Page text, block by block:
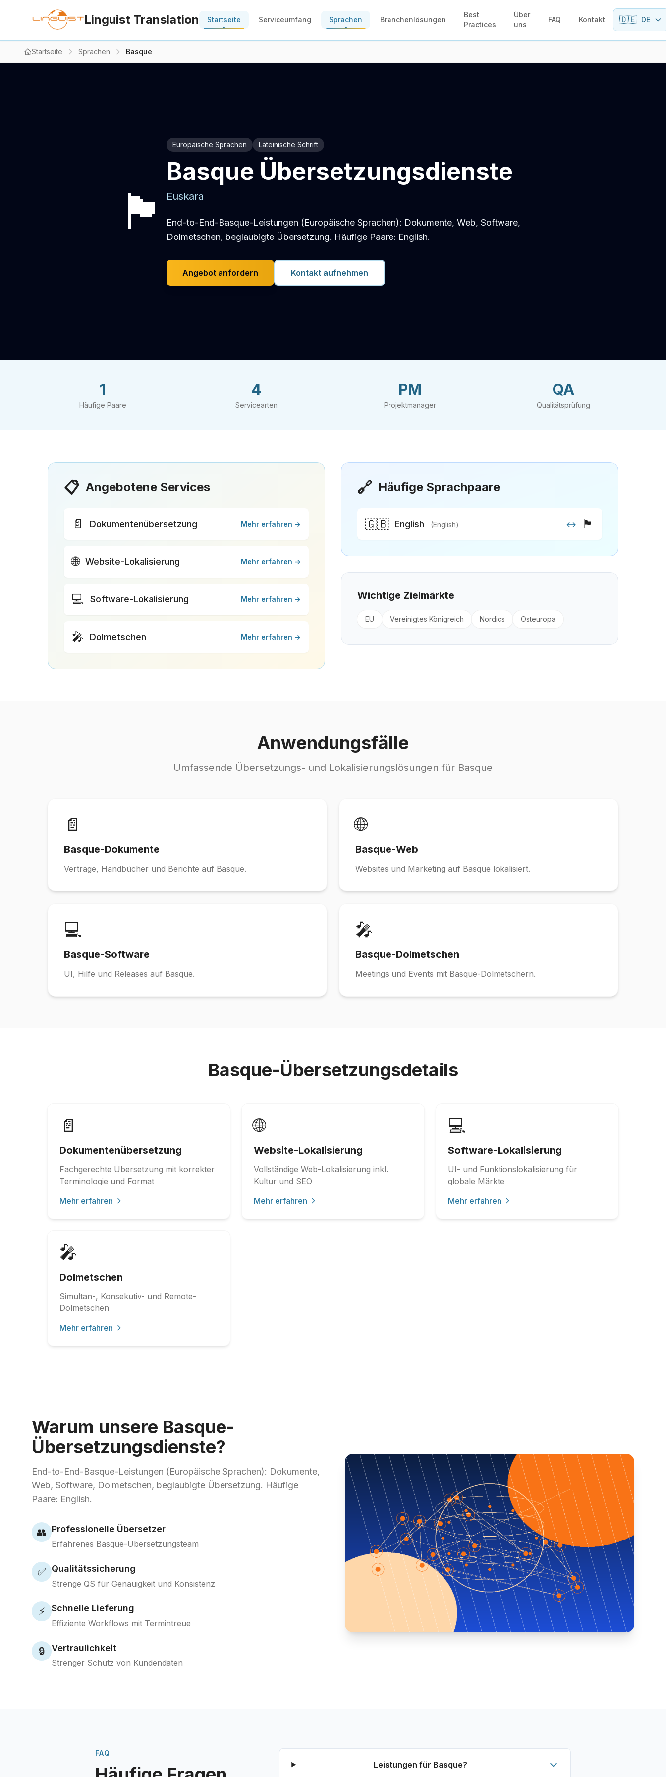
Linguist Translation Startseite Serviceumfang Sprachen Branchenlösungen
Best
Practices
Über
uns
FAQ Kontakt 🇩🇪 DE
Startseite Sprachen Basque
🏴
Europäische Sprachen Lateinische Schrift
Basque Übersetzungsdienste
Euskara
End-to-End-Basque-Leistungen (Europäische Sprachen): Dokumente, Web, Software,
Dolmetschen, beglaubigte Übersetzung. Häufige Paare: English.
Angebot anfordern Kontakt aufnehmen
1
Häufige Paare
4
Servicearten
PM
Projektmanager
QA
Qualitätsprüfung
📋 Angebotene Services
📄 Dokumentenübersetzung Mehr erfahren →
🌐 Website-Lokalisierung Mehr erfahren →
💻 Software-Lokalisierung Mehr erfahren →
🎤 Dolmetschen Mehr erfahren →
🔗 Häufige Sprachpaare
🇬🇧 English (English) ↔ 🏴
Wichtige Zielmärkte
EU Vereinigtes Königreich Nordics Osteuropa
Anwendungsfälle
Umfassende Übersetzungs- und Lokalisierungslösungen für Basque
📄
Basque-Dokumente
Verträge, Handbücher und Berichte auf Basque.
🌐
Basque-Web
Websites und Marketing auf Basque lokalisiert.
💻
Basque-Software
UI, Hilfe und Releases auf Basque.
🎤
Basque-Dolmetschen
Meetings und Events mit Basque-Dolmetschern.
Basque-Übersetzungsdetails
📄
Dokumentenübersetzung
Fachgerechte Übersetzung mit korrekter
Terminologie und Format
Mehr erfahren
🌐
Website-Lokalisierung
Vollständige Web-Lokalisierung inkl.
Kultur und SEO
Mehr erfahren
💻
Software-Lokalisierung
UI- und Funktionslokalisierung für
globale Märkte
Mehr erfahren
🎤
Dolmetschen
Simultan-, Konsekutiv- und Remote-
Dolmetschen
Mehr erfahren
Warum unsere Basque-
Übersetzungsdienste?
End-to-End-Basque-Leistungen (Europäische Sprachen): Dokumente,
Web, Software, Dolmetschen, beglaubigte Übersetzung. Häufige
Paare: English.
👥 Professionelle Übersetzer
Erfahrenes Basque-Übersetzungsteam
✅ Qualitätssicherung
Strenge QS für Genauigkeit und Konsistenz
⚡ Schnelle Lieferung
Effiziente Workflows mit Termintreue
🔒 Vertraulichkeit
Strenger Schutz von Kundendaten
FAQ
Leistungen für Basque?